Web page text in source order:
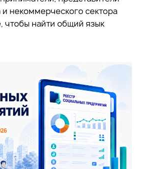
и некоммерческого сектора
чтобы найти общий язык